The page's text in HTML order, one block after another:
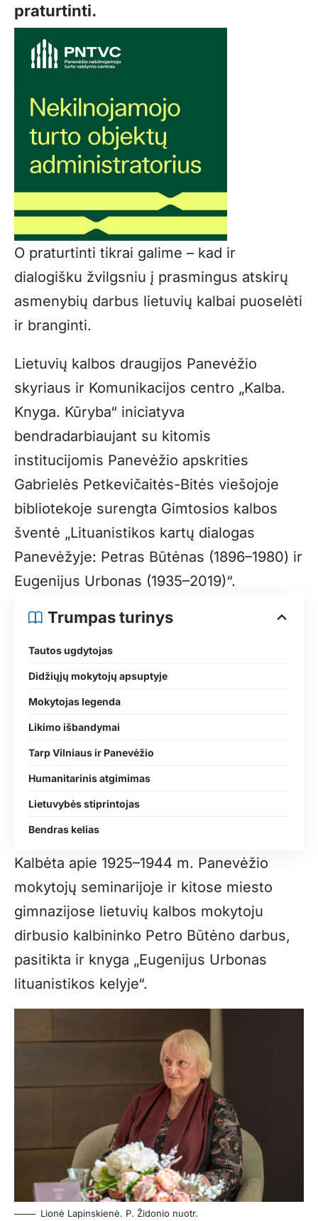
praturtinti.
O praturtinti tikrai galime – kad ir
dialogišku žvilgsniu į prasmingus atskirų
asmenybių darbus lietuvių kalbai puoselėti
ir branginti.
Lietuvių kalbos draugijos Panevėžio
skyriaus ir Komunikacijos centro „Kalba.
Knyga. Kūryba“ iniciatyva
bendradarbiaujant su kitomis
institucijomis Panevėžio apskrities
Gabrielės Petkevičaitės-Bitės viešojoje
bibliotekoje surengta Gimtosios kalbos
šventė „Lituanistikos kartų dialogas
Panevėžyje: Petras Būtėnas (1896–1980) ir
Eugenijus Urbonas (1935–2019)“.
Trumpas turinys
Tautos ugdytojas
Didžiųjų mokytojų apsuptyje
Mokytojas legenda
Likimo išbandymai
Tarp Vilniaus ir Panevėžio
Humanitarinis atgimimas
Lietuvybės stiprintojas
Bendras kelias
Kalbėta apie 1925–1944 m. Panevėžio
mokytojų seminarijoje ir kitose miesto
gimnazijose lietuvių kalbos mokytoju
dirbusio kalbininko Petro Būtėno darbus,
pasitikta ir knyga „Eugenijus Urbonas
lituanistikos kelyje“.
Lionė Lapinskienė. P. Židonio nuotr.